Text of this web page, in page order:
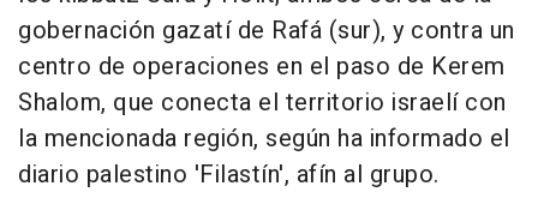
gobernación gazatí de Rafá (sur), y contra un
centro de operaciones en el paso de Kerem
Shalom, que conecta el territorio israelí con
la mencionada región, según ha informado el
diario palestino 'Filastín', afín al grupo.